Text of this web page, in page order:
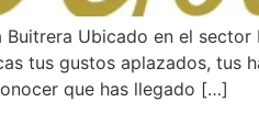
Ubicado en el
tus gustos aplazados,
que has llegado […]